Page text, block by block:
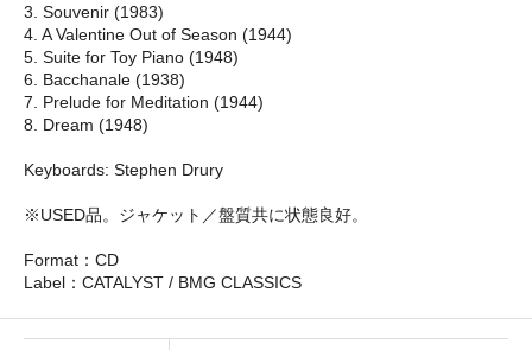
3. Souvenir (1983)
4. A Valentine Out of Season (1944)
5. Suite for Toy Piano (1948)
6. Bacchanale (1938)
7. Prelude for Meditation (1944)
8. Dream (1948)
Keyboards: Stephen Drury
※USED品。ジャケット／盤質共に状態良好。
Format：CD
Label：CATALYST / BMG CLASSICS